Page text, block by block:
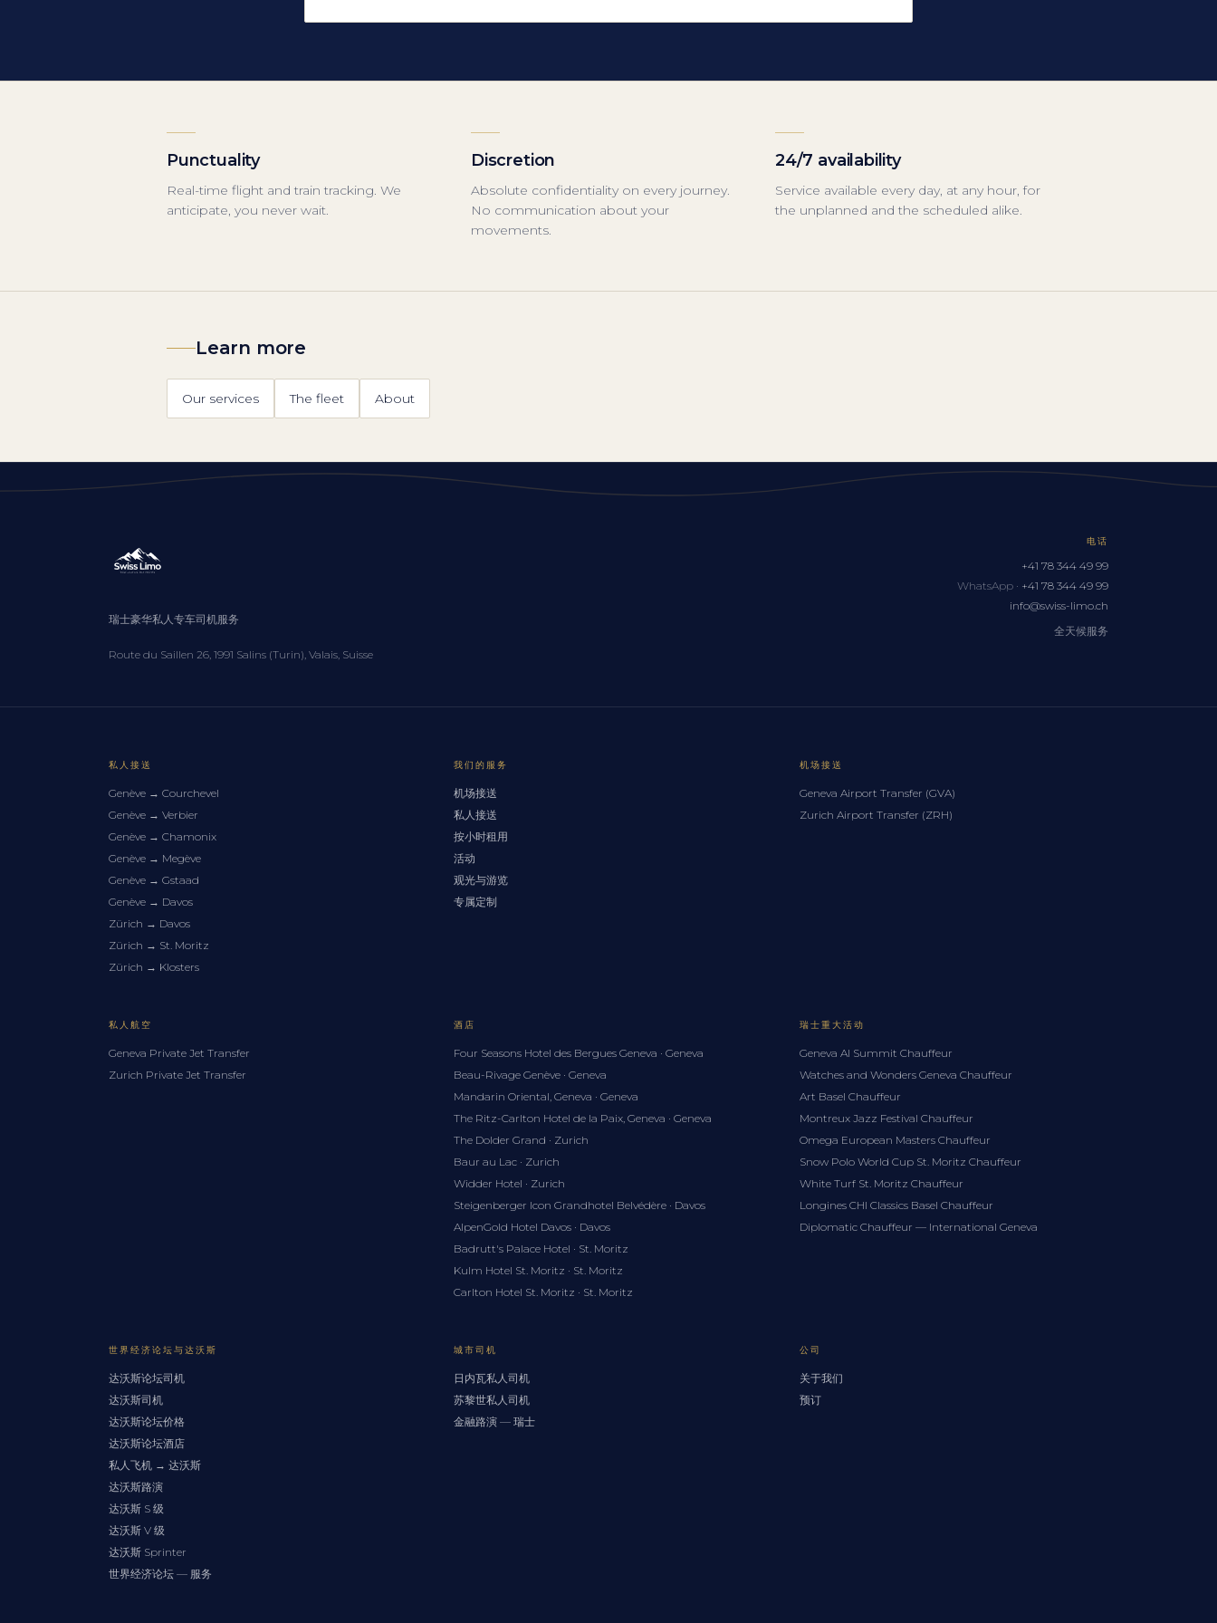
Punctuality
Real-time flight and train tracking. We
anticipate, you never wait.
Discretion
Absolute confidentiality on every journey.
No communication about your
movements.
24/7 availability
Service available every day, at any hour, for
the unplanned and the scheduled alike.
Learn more
Our services The fleet About
瑞士豪华私人专车司机服务
Route du Saillen 26, 1991 Salins (Turin), Valais, Suisse
电话
+41 78 344 49 99
WhatsApp · +41 78 344 49 99
info@swiss-limo.ch
全天候服务
私人接送
Genève → Courchevel
Genève → Verbier
Genève → Chamonix
Genève → Megève
Genève → Gstaad
Genève → Davos
Zürich → Davos
Zürich → St. Moritz
Zürich → Klosters
我们的服务
机场接送
私人接送
按小时租用
活动
观光与游览
专属定制
机场接送
Geneva Airport Transfer (GVA)
Zurich Airport Transfer (ZRH)
私人航空
Geneva Private Jet Transfer
Zurich Private Jet Transfer
酒店
Four Seasons Hotel des Bergues Geneva · Geneva
Beau-Rivage Genève · Geneva
Mandarin Oriental, Geneva · Geneva
The Ritz-Carlton Hotel de la Paix, Geneva · Geneva
The Dolder Grand · Zurich
Baur au Lac · Zurich
Widder Hotel · Zurich
Steigenberger Icon Grandhotel Belvédère · Davos
AlpenGold Hotel Davos · Davos
Badrutt's Palace Hotel · St. Moritz
Kulm Hotel St. Moritz · St. Moritz
Carlton Hotel St. Moritz · St. Moritz
瑞士重大活动
Geneva AI Summit Chauffeur
Watches and Wonders Geneva Chauffeur
Art Basel Chauffeur
Montreux Jazz Festival Chauffeur
Omega European Masters Chauffeur
Snow Polo World Cup St. Moritz Chauffeur
White Turf St. Moritz Chauffeur
Longines CHI Classics Basel Chauffeur
Diplomatic Chauffeur — International Geneva
世界经济论坛与达沃斯
达沃斯论坛司机
达沃斯司机
达沃斯论坛价格
达沃斯论坛酒店
私人飞机 → 达沃斯
达沃斯路演
达沃斯 S 级
达沃斯 V 级
达沃斯 Sprinter
世界经济论坛 — 服务
城市司机
日内瓦私人司机
苏黎世私人司机
金融路演 — 瑞士
公司
关于我们
预订